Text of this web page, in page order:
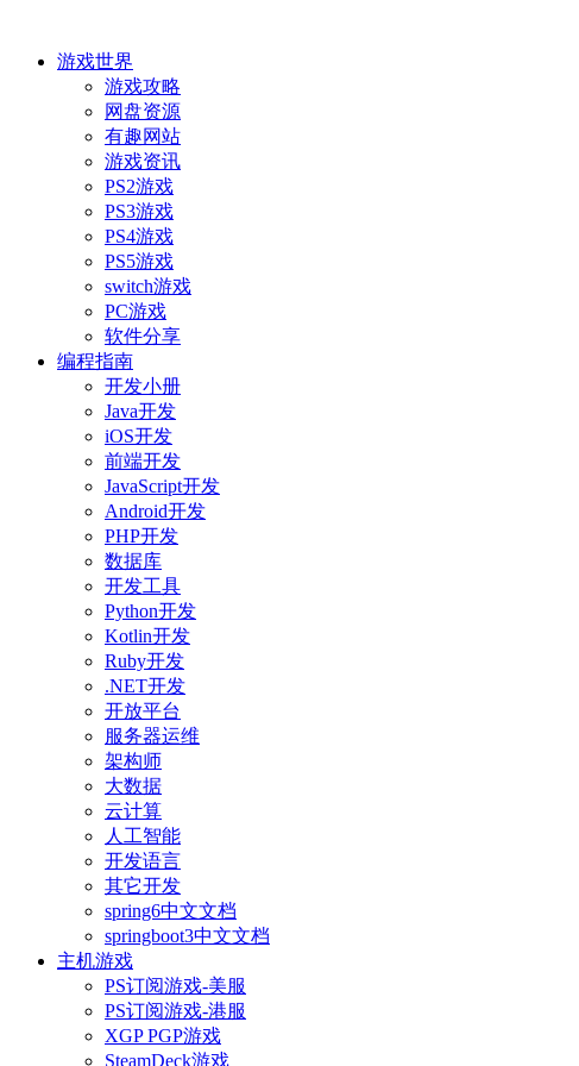
游戏世界
游戏攻略
网盘资源
有趣网站
游戏资讯
PS2游戏
PS3游戏
PS4游戏
PS5游戏
switch游戏
PC游戏
软件分享
编程指南
开发小册
Java开发
iOS开发
前端开发
JavaScript开发
Android开发
PHP开发
数据库
开发工具
Python开发
Kotlin开发
Ruby开发
.NET开发
开放平台
服务器运维
架构师
大数据
云计算
人工智能
开发语言
其它开发
spring6中文文档
springboot3中文文档
主机游戏
PS订阅游戏-美服
PS订阅游戏-港服
XGP PGP游戏
SteamDeck游戏